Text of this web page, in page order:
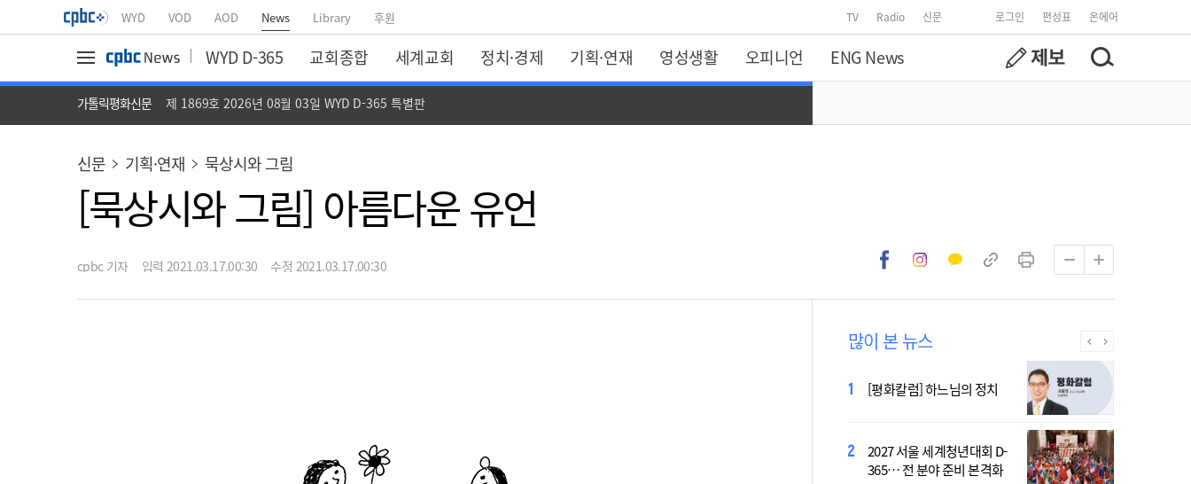
WYD VOD AOD News Library 후원 TV Radio 신문 로그인 편성표 온에어
WYD D-365 교회종합 세계교회 정치·경제 기획·연재 영성생활 오피니언 ENG News
가톨릭평화신문 제 1869호 2026년 08월 03일 WYD D-365 특별판
신문 기획·연재 묵상시와 그림
[묵상시와 그림] 아름다운 유언
cpbc 기자 입력 2021.03.17.00:30 수정 2021.03.17.00:30
많이 본 뉴스
[평화칼럼] 하느님의 정치
2027 서울 세계청년대회 D-
365… 전 분야 준비 본격화
[시사천국] 알고 싶지 않은 폭
염의 진실…올해가 가장 시
[시사천국] 서미화 "시각장애
여성 첫 최고위 도전…사회